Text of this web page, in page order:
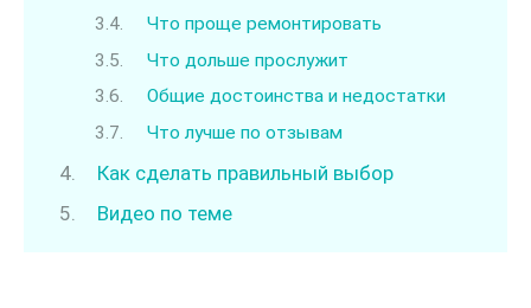
Что проще ремонтировать
Что дольше прослужит
Общие достоинства и недостатки
Что лучше по отзывам
Как сделать правильный выбор
Видео по теме